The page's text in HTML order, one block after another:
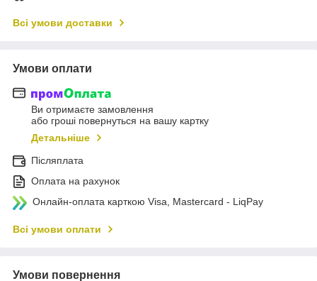
Всі умови доставки
Умови оплати
Ви отримаєте замовлення
або гроші повернуться на вашу картку
Детальніше
Післяплата
Оплата на рахунок
Онлайн-оплата карткою Visa, Mastercard - LiqPay
Всі умови оплати
Умови повернення